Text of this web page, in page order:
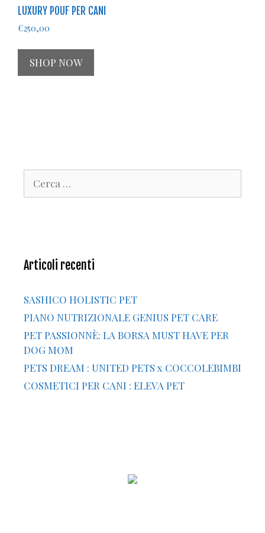
LUXURY POUF PER CANI
€250,00
SHOP NOW
per:
Articoli recenti
SASHICO HOLISTIC PET
PIANO NUTRIZIONALE GENIUS PET CARE
PET PASSIONNÈ: LA BORSA MUST HAVE PER
DOG MOM
PETS DREAM : UNITED PETS x COCCOLEBIMBI
COSMETICI PER CANI : ELEVA PET